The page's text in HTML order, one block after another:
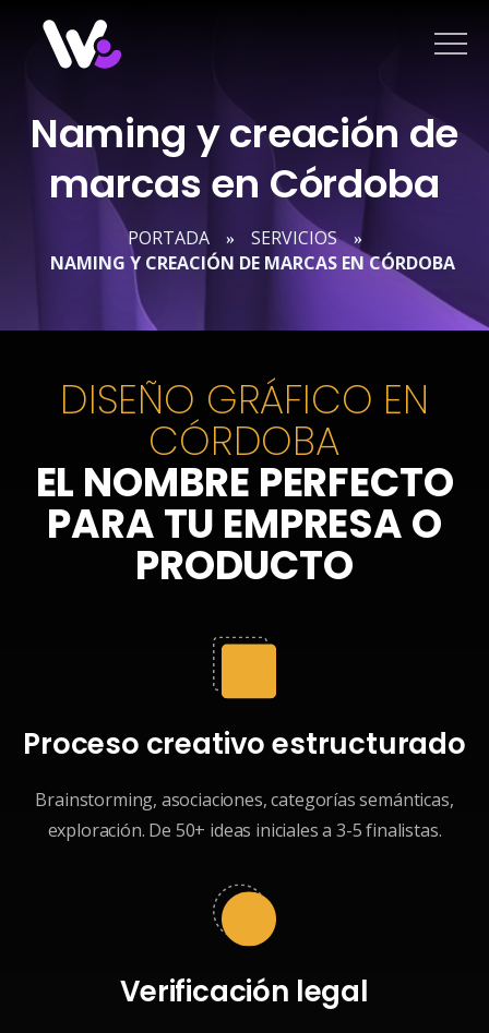
contenido
Naming y creación de
marcas en Córdoba
PORTADA » SERVICIOS »
NAMING Y CREACIÓN DE MARCAS EN CÓRDOBA
DISEÑO GRÁFICO EN
CÓRDOBA
EL NOMBRE PERFECTO
PARA TU EMPRESA O
PRODUCTO
Proceso creativo estructurado
Brainstorming, asociaciones, categorías semánticas,
exploración. De 50+ ideas iniciales a 3-5 finalistas.
Verificación legal